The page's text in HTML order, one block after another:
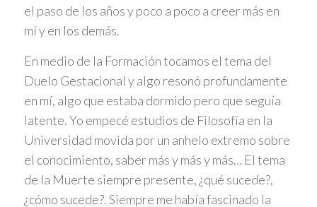
el paso de los años y poco a poco a creer más en
mí y en los demás.
En medio de la Formación tocamos el tema del
Duelo Gestacional y algo resonó profundamente
en mí, algo que estaba dormido pero que seguía
latente. Yo empecé estudios de Filosofía en la
Universidad movida por un anhelo extremo sobre
el conocimiento, saber más y más y más… El tema
de la Muerte siempre presente, ¿qué sucede?,
¿cómo sucede?. Siempre me había fascinado la